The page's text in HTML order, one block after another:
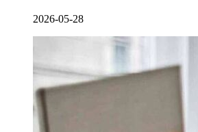
2026-05-28